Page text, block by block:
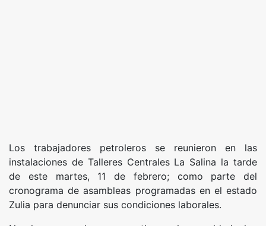
Los trabajadores petroleros se reunieron en las
instalaciones de Talleres Centrales La Salina la tarde
de este martes, 11 de febrero; como parte del
cronograma de asambleas programadas en el estado
Zulia para denunciar sus condiciones laborales.